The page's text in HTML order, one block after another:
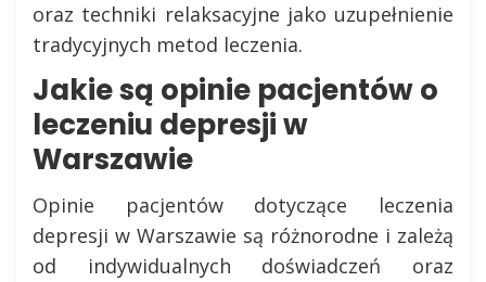
oraz techniki relaksacyjne jako uzupełnienie
tradycyjnych metod leczenia.
Jakie są opinie pacjentów o
leczeniu depresji w
Warszawie
Opinie pacjentów dotyczące leczenia
depresji w Warszawie są różnorodne i zależą
od indywidualnych doświadczeń oraz